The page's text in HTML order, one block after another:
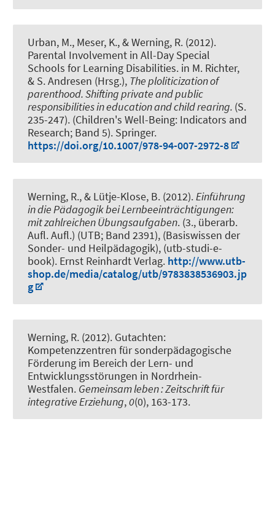
Urban, M., Meser, K., & Werning, R. (2012).
Parental Involvement in All-Day Special
Schools for Learning Disabilities. in M. Richter,
& S. Andresen (Hrsg.), The ploliticization of
parenthood. Shifting private and public
responsibilities in education and child rearing. (S.
235-247). (Children's Well-Being: Indicators and
Research; Band 5). Springer.
https://doi.org/10.1007/978-94-007-2972-8
Werning, R., & Lütje-Klose, B. (2012). Einführung
in die Pädagogik bei Lernbeeinträchtigungen:
mit zahlreichen Übungsaufgaben. (3., überarb.
Aufl. Aufl.) (UTB; Band 2391), (Basiswissen der
Sonder- und Heilpädagogik), (utb-studi-e-
book). Ernst Reinhardt Verlag. http://www.utb-
shop.de/media/catalog/utb/9783838536903.jp
g
Werning, R. (2012). Gutachten:
Kompetenzzentren für sonderpädagogische
Förderung im Bereich der Lern- und
Entwicklungsstörungen in Nordrhein-
Westfalen. Gemeinsam leben : Zeitschrift für
integrative Erziehung,0(0), 163-173.